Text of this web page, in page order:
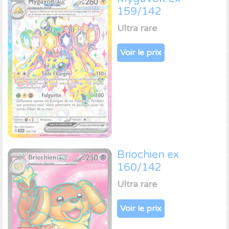
159/142
Ultra rare
Voir le prix
Briochien ex
160/142
Ultra rare
Voir le prix